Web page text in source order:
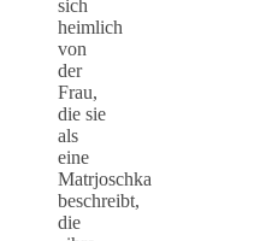
sich
heimlich
von
der
Frau,
die sie
als
eine
Matrjoschka
beschreibt,
die